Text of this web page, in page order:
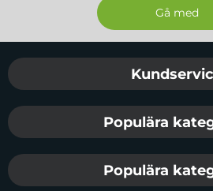
Sidfot Blandad info
Populära
Populära